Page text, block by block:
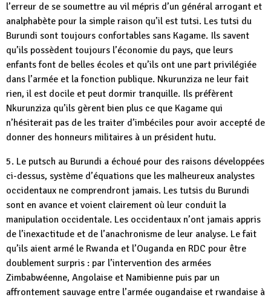
l’erreur de se soumettre au vil mépris d’un général arrogant et
analphabète pour la simple raison qu’il est tutsi. Les tutsi du
Burundi sont toujours confortables sans Kagame. Ils savent
qu’ils possèdent toujours l’économie du pays, que leurs
enfants font de belles écoles et qu’ils ont une part privilégiée
dans l’armée et la fonction publique. Nkurunziza ne leur fait
rien, il est docile et peut dormir tranquille. Ils préfèrent
Nkurunziza qu’ils gèrent bien plus ce que Kagame qui
n’hésiterait pas de les traiter d’imbéciles pour avoir accepté de
donner des honneurs militaires à un président hutu.
5. Le putsch au Burundi a échoué pour des raisons développées
ci-dessus, système d’équations que les malheureux analystes
occidentaux ne comprendront jamais. Les tutsis du Burundi
sont en avance et voient clairement où leur conduit la
manipulation occidentale. Les occidentaux n’ont jamais appris
de l’inexactitude et de l’anachronisme de leur analyse. Le fait
qu’ils aient armé le Rwanda et l’Ouganda en RDC pour être
doublement surpris : par l’intervention des armées
Zimbabwéenne, Angolaise et Namibienne puis par un
affrontement sauvage entre l’armée ougandaise et rwandaise à